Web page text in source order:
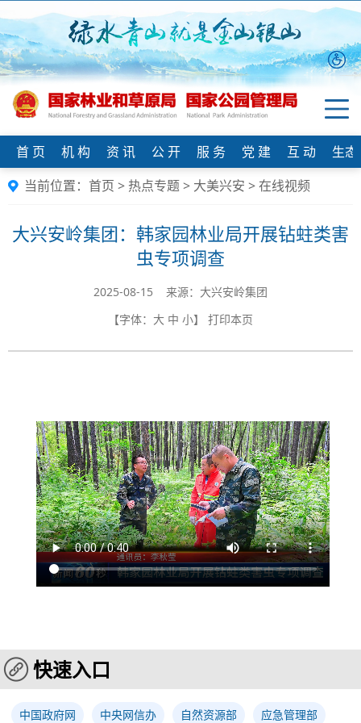
首 页 机 构 资 讯 公 开 服 务 党 建 互 动
生
当前位置： 首页 > 热点专题> 大美兴安 >在线视频
大兴安岭集团：韩家园林业局开展钻蛀类害
虫专项调查
2025-08-15 来源：大兴安岭集团
【字体： 大 中 小】 打印本页
快速入口
中国政府网 中央网信办 自然资源部 应急管理部